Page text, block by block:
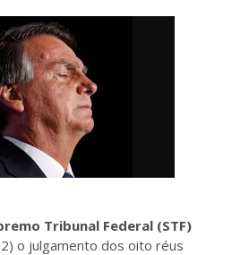
Tribunal Federal (STF)
o julgamento dos oito réus